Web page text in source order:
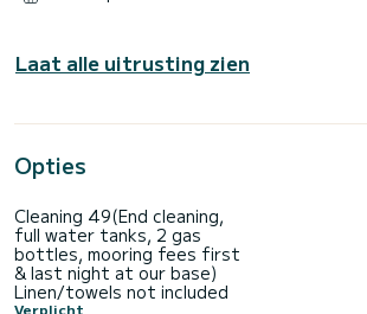
Laat alle uitrusting zien
Opties
Cleaning 49(End cleaning,
full water tanks, 2 gas
bottles, mooring fees first
& last night at our base)
Linen/towels not included
Verplicht